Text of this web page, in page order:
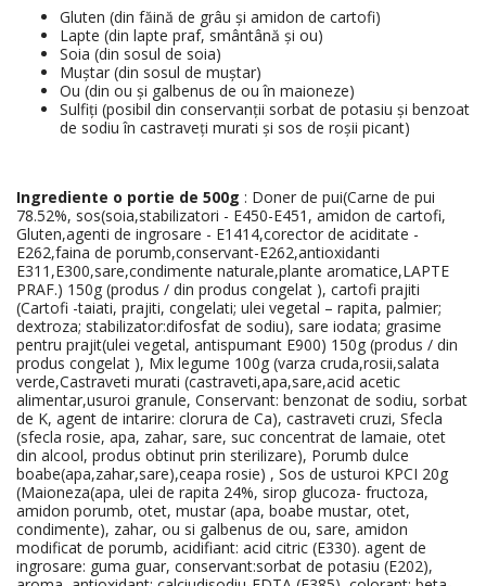
Gluten (din făină de grâu și amidon de cartofi)
Lapte (din lapte praf, smântână și ou)
Soia (din sosul de soia)
Muștar (din sosul de muștar)
Ou (din ou și galbenus de ou în maioneze)
Sulfiți (posibil din conservanții sorbat de potasiu și benzoat
de sodiu în castraveți murati și sos de roșii picant)
Ingrediente o portie de 500g : Doner de pui(Carne de pui
78.52%, sos(soia,stabilizatori - E450-E451, amidon de cartofi,
Gluten,agenti de ingrosare - E1414,corector de aciditate -
E262,faina de porumb,conservant-E262,antioxidanti
E311,E300,sare,condimente naturale,plante aromatice,LAPTE
PRAF.) 150g (produs / din produs congelat ), cartofi prajiti
(Cartofi -taiati, prajiti, congelati; ulei vegetal – rapita, palmier;
dextroza; stabilizator:difosfat de sodiu), sare iodata; grasime
pentru prajit(ulei vegetal, antispumant E900) 150g (produs / din
produs congelat ), Mix legume 100g (varza cruda,rosii,salata
verde,Castraveti murati (castraveti,apa,sare,acid acetic
alimentar,usuroi granule, Conservant: benzonat de sodiu, sorbat
de K, agent de intarire: clorura de Ca), castraveti cruzi, Sfecla
(sfecla rosie, apa, zahar, sare, suc concentrat de lamaie, otet
din alcool, produs obtinut prin sterilizare), Porumb dulce
boabe(apa,zahar,sare),ceapa rosie) , Sos de usturoi KPCI 20g
(Maioneza(apa, ulei de rapita 24%, sirop glucoza- fructoza,
amidon porumb, otet, mustar (apa, boabe mustar, otet,
condimente), zahar, ou si galbenus de ou, sare, amidon
modificat de porumb, acidifiant: acid citric (E330). agent de
ingrosare: guma guar, conservant:sorbat de potasiu (E202),